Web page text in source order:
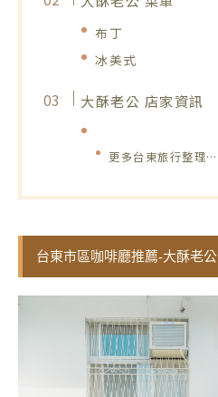
布丁
冰美式
大酥老公 店家資訊
更多台東旅行整理…
台東市區咖啡廳推薦-大酥老公